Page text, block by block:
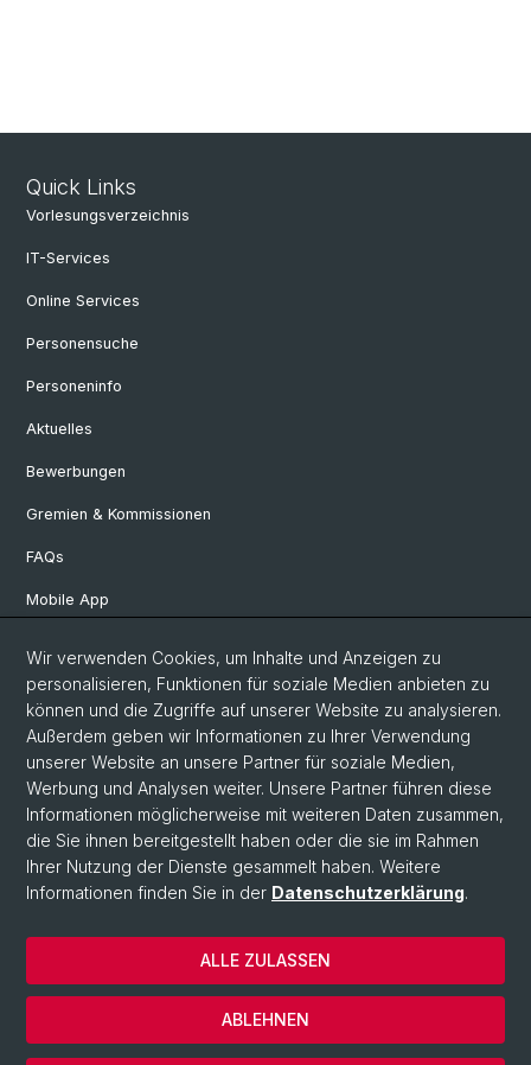
Quick Links
Vorlesungsverzeichnis
IT-Services
Online Services
Personensuche
Personeninfo
Aktuelles
Bewerbungen
Gremien & Kommissionen
FAQs
Mobile App
Departement Geschichte
Departement Gesellschaftswissenschaften
Departement Künste, Medien, Philosophie
Departement Sprach- und Literaturwissenschaften
© Universität Basel
Philosophisch-Historische Fakultät
Kontakt & Öffnungszeiten
Wir verwenden Cookies, um Inhalte und Anzeigen zu
personalisieren, Funktionen für soziale Medien anbieten zu
können und die Zugriffe auf unserer Website zu analysieren.
Außerdem geben wir Informationen zu Ihrer Verwendung
unserer Website an unsere Partner für soziale Medien,
Werbung und Analysen weiter. Unsere Partner führen diese
Informationen möglicherweise mit weiteren Daten zusammen,
die Sie ihnen bereitgestellt haben oder die sie im Rahmen
Ihrer Nutzung der Dienste gesammelt haben. Weitere
Informationen finden Sie in der Datenschutzerklärung.
ABLEHNEN
ALLE ZULASSEN